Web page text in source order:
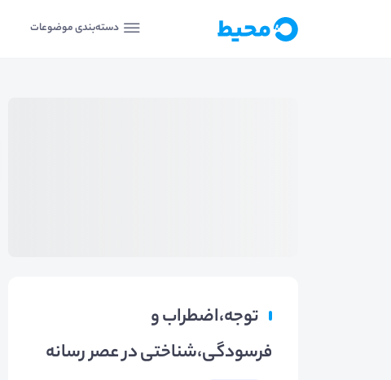
دسته‌بندی موضوعات
توجه،اضطراب و
فرسودگی،شناختی در عصر رسانه